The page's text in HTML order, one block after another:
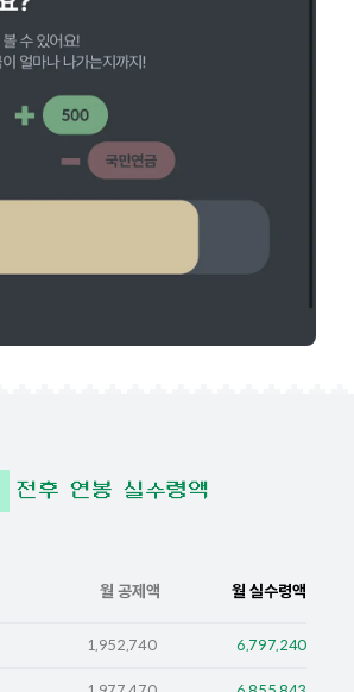
전후 연봉 실수령액
월 공제액 월 실수령액
1,952,740 6,797,240